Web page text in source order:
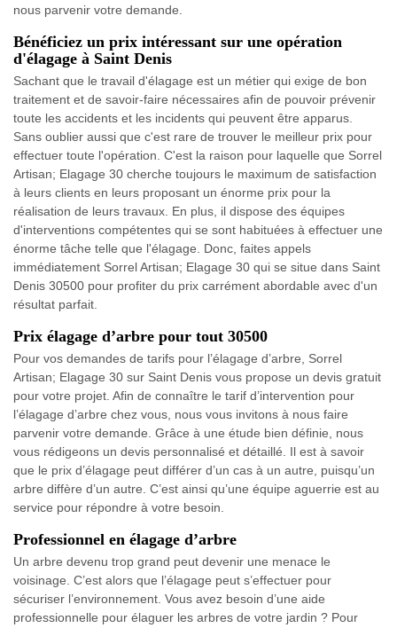
nous parvenir votre demande.
Bénéficiez un prix intéressant sur une opération
d'élagage à Saint Denis
Sachant que le travail d'élagage est un métier qui exige de bon
traitement et de savoir-faire nécessaires afin de pouvoir prévenir
toute les accidents et les incidents qui peuvent être apparus.
Sans oublier aussi que c'est rare de trouver le meilleur prix pour
effectuer toute l'opération. C'est la raison pour laquelle que Sorrel
Artisan; Elagage 30 cherche toujours le maximum de satisfaction
à leurs clients en leurs proposant un énorme prix pour la
réalisation de leurs travaux. En plus, il dispose des équipes
d'interventions compétentes qui se sont habituées à effectuer une
énorme tâche telle que l'élagage. Donc, faites appels
immédiatement Sorrel Artisan; Elagage 30 qui se situe dans Saint
Denis 30500 pour profiter du prix carrément abordable avec d'un
résultat parfait.
Prix élagage d’arbre pour tout 30500
Pour vos demandes de tarifs pour l’élagage d’arbre, Sorrel
Artisan; Elagage 30 sur Saint Denis vous propose un devis gratuit
pour votre projet. Afin de connaître le tarif d’intervention pour
l’élagage d’arbre chez vous, nous vous invitons à nous faire
parvenir votre demande. Grâce à une étude bien définie, nous
vous rédigeons un devis personnalisé et détaillé. Il est à savoir
que le prix d’élagage peut différer d’un cas à un autre, puisqu’un
arbre diffère d’un autre. C’est ainsi qu’une équipe aguerrie est au
service pour répondre à votre besoin.
Professionnel en élagage d’arbre
Un arbre devenu trop grand peut devenir une menace le
voisinage. C’est alors que l’élagage peut s’effectuer pour
sécuriser l’environnement. Vous avez besoin d’une aide
professionnelle pour élaguer les arbres de votre jardin ? Pour